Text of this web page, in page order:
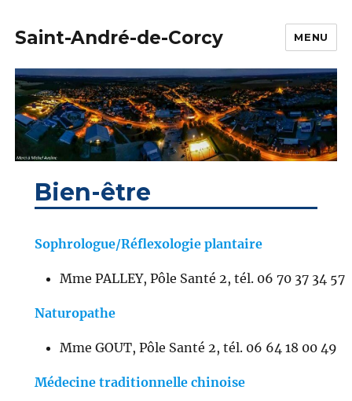
Saint-André-de-Corcy MENU
Bien-être
Sophrologue/Réflexologie plantaire
Mme PALLEY, Pôle Santé 2, tél. 06 70 37 34 57
Naturopathe
Mme GOUT, Pôle Santé 2, tél. 06 64 18 00 49
Médecine traditionnelle chinoise